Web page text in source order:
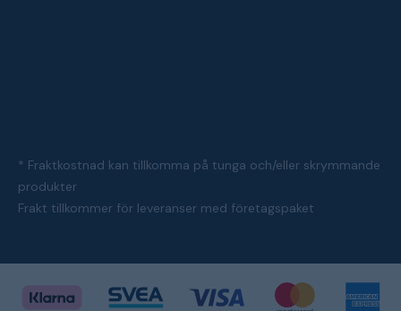
* Fraktkostnad kan tillkomma på tunga och/eller skrymmande
produkter
Frakt tillkommer för leveranser med företagspaket